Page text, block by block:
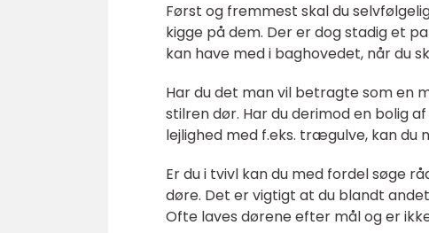
Først og fremmest skal du
kigge på dem. Der er dog stadig et
kan have med i baghovedet, når du
Har du det man vil betragte som en
stilren dør. Har du derimod en bolig
lejlighed med f.eks. trægulve, kan du
Er du i tvivl kan du med fordel søge
døre. Det er vigtigt at du blandt
Ofte laves dørene efter mål og er